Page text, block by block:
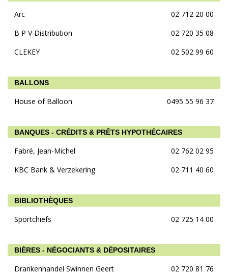
Arc
02 712 20 00
B P V Distribution
02 720 35 08
CLEKEY
02 502 99 60
BALLONS
House of Balloon 0495 55 96 37
BANQUES - CRÉDITS & PRÊTS HYPOTHÉCAIRES
Fabré, Jean-Michel
02 762 02 95
KBC Bank & Verzekering
02 711 40 60
BIBLIOTHÈQUES
Sportchiefs 02 725 14 00
BIÈRES - NÉGOCIANTS & DÉPOSITAIRES
Drankenhandel Swinnen Geert 02 720 81 76